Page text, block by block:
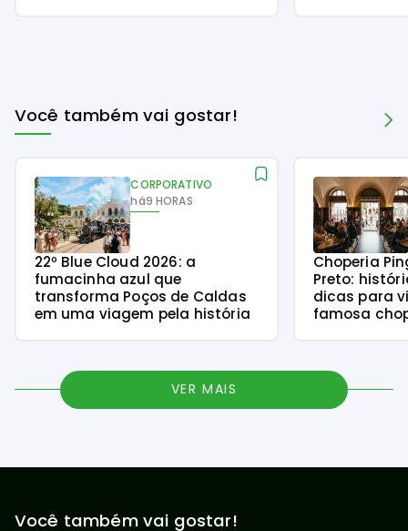
Você também vai gostar!
CORPORATIVO
há9 HORAS
22º Blue Cloud 2026: a
fumacinha azul que
transforma Poços de Caldas
em uma viagem pela história
Choperia
Preto:
dicas para
famosa
VER MAIS
Você também vai gostar!